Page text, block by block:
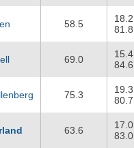
58.5
18.2
81.8
69.0
15.4
84.6
75.3
19.3
80.7
63.6
17.0
83.0